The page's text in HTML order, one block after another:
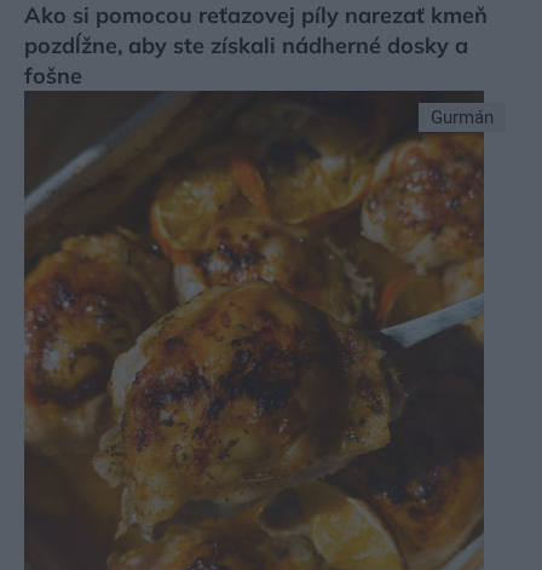
Ako si pomocou reťazovej píly narezať kmeň
pozdĺžne, aby ste získali nádherné dosky a
fošne
Gurmán